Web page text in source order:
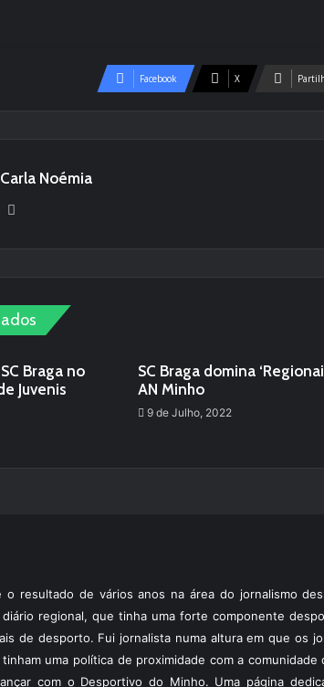
Facebook X
Carla Noémia
Braga no
Juvenis
SC Braga domina
AN Minho
9 de Julho, 2022
resultado de vários anos na área do jornalismo
regional, que tinha uma forte componente
de desporto. Fui jornalista numa altura em que os
uma política de proximidade com a
com o Desportivo do Minho. Uma página